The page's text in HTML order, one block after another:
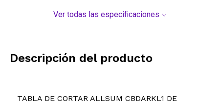
Ver todas las especificaciones
Descripción del producto
TABLA DE CORTAR ALLSUM CBDARKL1 DE